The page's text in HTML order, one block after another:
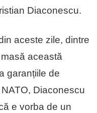
Diaconescu.
aceste zile, dintre
această
garanțiile de
Diaconescu
e vorba de un